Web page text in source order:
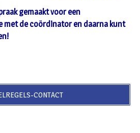
gemaakt voor een
met de coördinator en daarna kunt
CONTACT